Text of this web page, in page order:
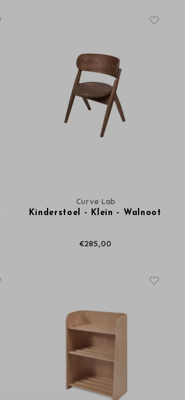
Curve Lab
Kinderstoel - Klein - Walnoot
€285,00